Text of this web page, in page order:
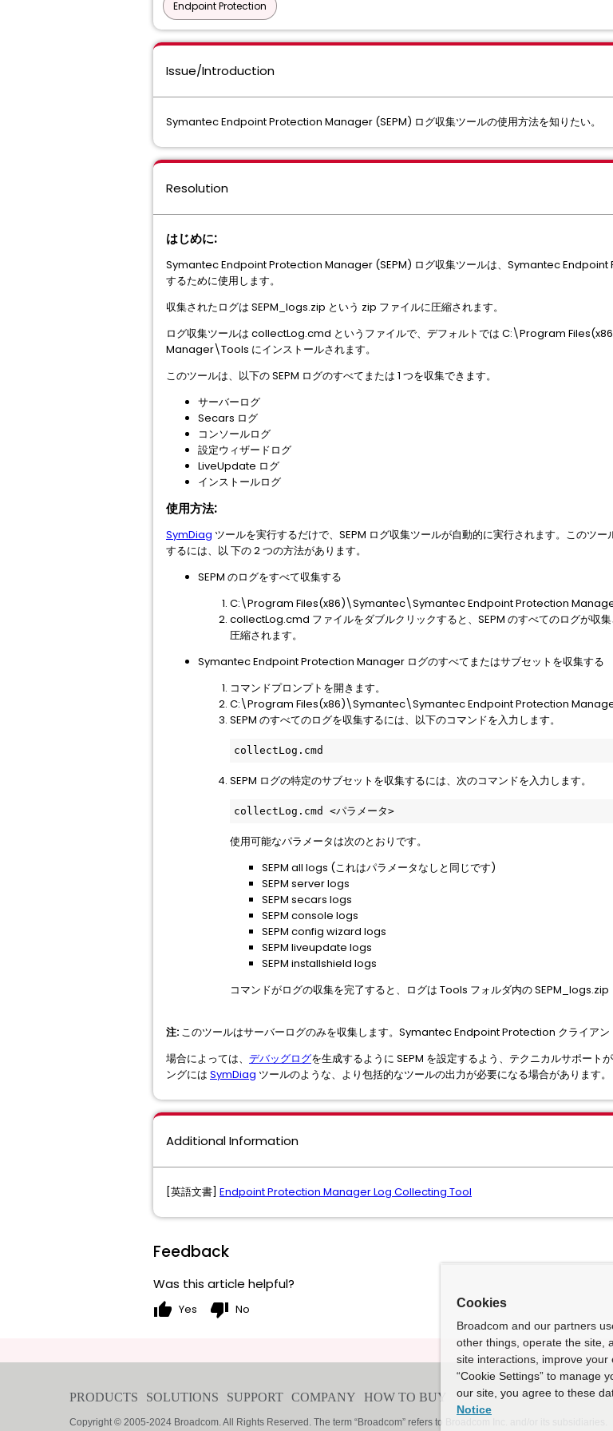
Endpoint Protection
Issue/Introduction
Symantec Endpoint Protection Manager (SEPM) ログ収集ツールの使用方法を知りたい。
Resolution
はじめに:
Symantec Endpoint Protection Manager (SEPM) ログ収集ツールは、Symantec Endpoint
するために使用します。
収集されたログは SEPM_logs.zip という zip ファイルに圧縮されます。
ログ収集ツールは collectLog.cmd というファイルで、デフォルトでは C:\Program
Manager\Tools にインストールされます。
このツールは、以下の SEPM ログのすべてまたは 1 つを収集できます。
サーバーログ
Secars ログ
コンソールログ
設定ウィザードログ
LiveUpdate ログ
インストールログ
使用方法:
SymDiag ツールを実行するだけで、SEPM ログ収集ツールが自動的に実行されます。このツ
するには、以 下の 2 つの方法があります。
SEPM のログをすべて収集する
C:\Program Files(x86)\Symantec\Symantec Endpoint Protection
collectLog.cmd ファイルをダブルクリックすると、SEPM のすべてのログが収
圧縮されます。
Symantec Endpoint Protection Manager ログのすべてまたはサブセットを収集する
コマンドプロンプトを開きます。
C:\Program Files(x86)\Symantec\Symantec Endpoint Protection
SEPM のすべてのログを収集するには、以下のコマンドを入力します。
collectLog.cmd
SEPM ログの特定のサブセットを収集するには、次のコマンドを入力します。
collectLog.cmd <パラメータ>
使用可能なパラメータは次のとおりです。
SEPM all logs (これはパラメータなしと同じです)
SEPM server logs
SEPM secars logs
SEPM console logs
SEPM config wizard logs
SEPM liveupdate logs
SEPM installshield logs
コマンドがログの収集を完了すると、ログは Tools フォルダ内の SEPM_logs.zip
注: このツールはサーバーログのみを収集します。Symantec Endpoint Protection クライアン
場合によっては、 デバッグログを生成するように SEPM を設定するよう、テクニカルサポー
ングには SymDiag ツールのような、より包括的なツールの出力が必要になる場合があります。
Additional Information
[英語文書] Endpoint Protection Manager Log Collecting Tool
Feedback
Was this article helpful?
thumb_up Yes thumb_down No Cookies
Broadcom and our partners
other things, operate the site,
site interactions, improve
“Cookie Settings” to manage
our site, you agree to these
Notice